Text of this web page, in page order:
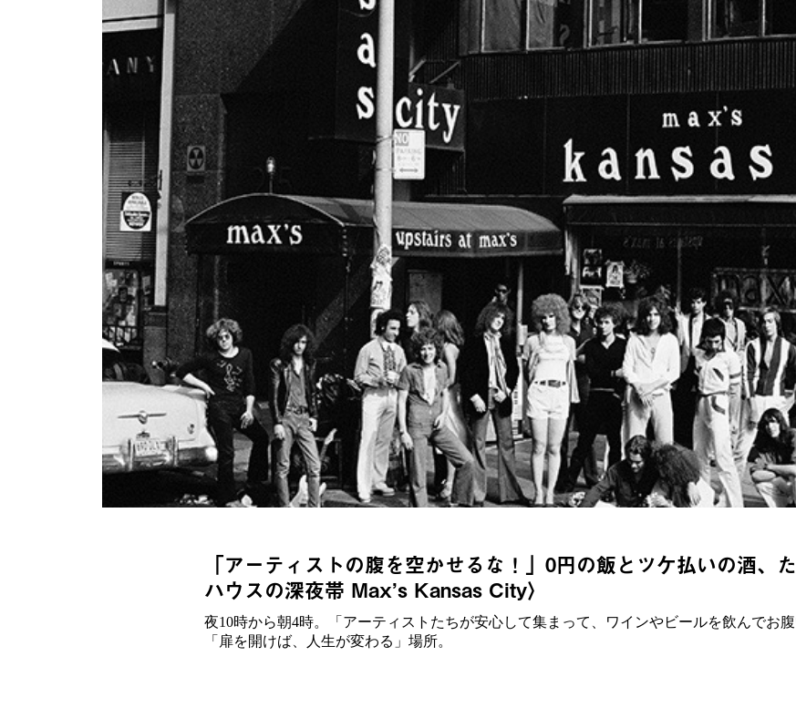
「アーティストの腹を空かせるな！」0円の飯とツケ払いの酒、
ハウスの深夜帯 Max’s Kansas City〉
夜10時から朝4時。「アーティストたちが安心して集まって、ワインやビールを飲んでお
「扉を開けば、人生が変わる」場所。